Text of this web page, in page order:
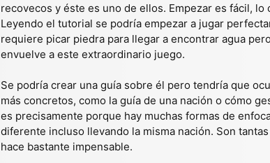
recovecos y éste es uno de ellos. Empezar es fácil,
Leyendo el tutorial se podría empezar a jugar
requiere picar piedra para llegar a encontrar agua
envuelve a este extraordinario juego.
Se podría crear una guía sobre él pero tendría que
más concretos, como la guía de una nación o cómo
es precisamente porque hay muchas formas de
diferente incluso llevando la misma nación. Son
hace bastante impensable.